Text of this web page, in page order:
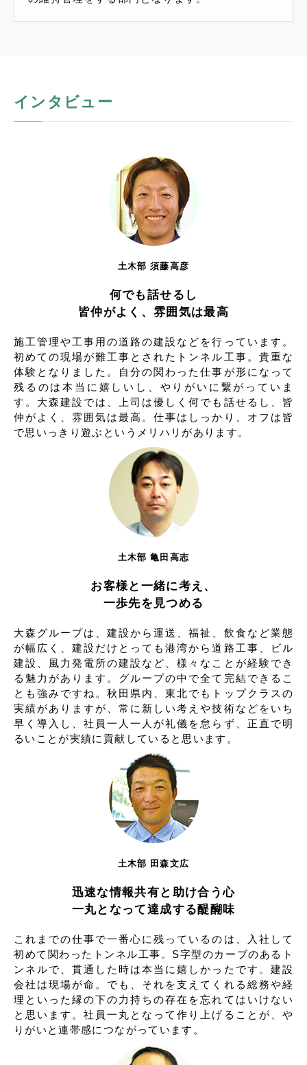
インタビュー
土木部 須藤高彦
何でも話せるし
皆仲がよく、雰囲気は最高
施工管理や工事用の道路の建設などを行っています。
初めての現場が難工事とされたトンネル工事。貴重な
体験となりました。自分の関わった仕事が形になって
残るのは本当に嬉しいし、やりがいに繋がっていま
す。大森建設では、上司は優しく何でも話せるし、皆
仲がよく、雰囲気は最高。仕事はしっかり、オフは皆
で思いっきり遊ぶというメリハリがあります。
土木部 亀田高志
お客様と一緒に考え、
一歩先を見つめる
大森グループは、建設から運送、福祉、飲食など業態
が幅広く、建設だけとっても港湾から道路工事、ビル
建設、風力発電所の建設など、様々なことが経験でき
る魅力があります。グループの中で全て完結できるこ
とも強みですね。秋田県内、東北でもトップクラスの
実績がありますが、常に新しい考えや技術などをいち
早く導入し、社員一人一人が礼儀を怠らず、正直で明
るいことが実績に貢献していると思います。
土木部 田森文広
迅速な情報共有と助け合う心
一丸となって達成する醍醐味
これまでの仕事で一番心に残っているのは、入社して
初めて関わったトンネル工事。S字型のカーブのあるト
ンネルで、貫通した時は本当に嬉しかったです。建設
会社は現場が命。でも、それを支えてくれる総務や経
理といった縁の下の力持ちの存在を忘れてはいけない
と思います。社員一丸となって作り上げることが、や
りがいと連帯感につながっています。